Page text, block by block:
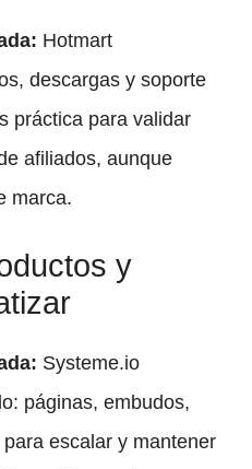
Hotmart
descargas y soporte
práctica para validar
afiliados, aunque
marca.
y
Systeme.io
páginas, embudos,
escalar y mantener